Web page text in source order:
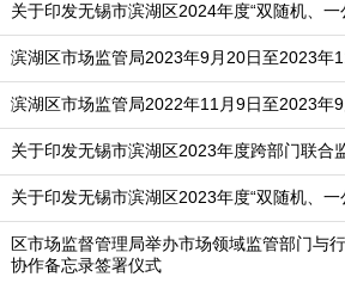
关于印发无锡市滨湖区2024年度“双随机、一
滨湖区市场监管局2023年9月20日至2023年
滨湖区市场监管局2022年11月9日至2023年
关于印发无锡市滨湖区2023年度跨部门联合
关于印发无锡市滨湖区2023年度“双随机、一
区市场监督管理局举办市场领域监管部门与
协作备忘录签署仪式